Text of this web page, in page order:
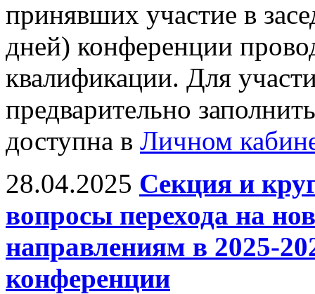
принявших участие в
дней) конференции
квалификации. Для
предварительно
доступна в Личном
28.04.2025 Секция и
вопросы перехода на
направлениям в 2025-
конференции